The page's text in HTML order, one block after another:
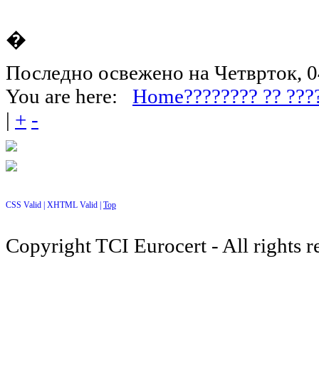
�
Последно освежено на Четврток,
You are here: Home???????? ??
| + -
CSS Valid | XHTML Valid | Top
Copyright TCI Eurocert - All rights